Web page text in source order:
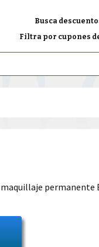
Busca
Filtra por cupones
permanente